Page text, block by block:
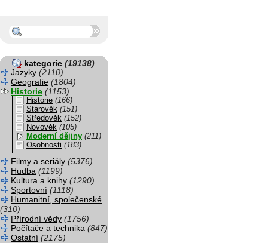
kategorie (19138)
Jazyky (2110)
Geografie (1804)
Historie (1153)
Historie (166)
Starověk (151)
Středověk (152)
Novověk (105)
Moderní dějiny (211)
Osobnosti (183)
Filmy a seriály (5376)
Hudba (1199)
Kultura a knihy (1290)
Sportovní (1118)
Humanitní, společenské
(310)
Přírodní vědy (1756)
Počítače a technika (847)
Ostatní (2175)